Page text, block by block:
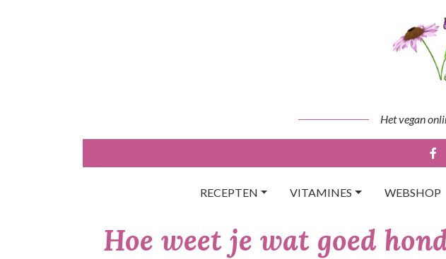
Het vegan
RECEPTEN VITAMINES WEBSHOP
Hoe weet je wat goed